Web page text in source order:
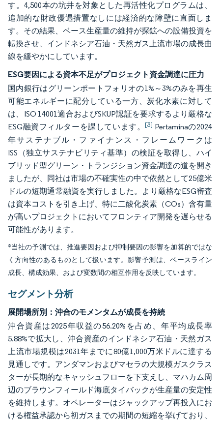
す。4,500本の坑井を対象とした再活性化プログラムは、
追加的な財政優遇措置なしには経済的な障壁に直面しま
す。その結果、ベース生産量の維持が探鉱への設備投資を
転換させ、インドネシア石油・天然ガス上流市場の成長曲
線を緩やかにしています。
ESG要因による資本不足がプロジェクト資金調達に圧力
国内銀行はグリーンポートフォリオの1%～3%のみを再生
可能エネルギーに配分している一方、炭化水素に対して
は、ISO 14001適合およびSKUP認証を要求するより厳格な
ESG融資フィルターを課しています。[3] Pertaminaの2024
年サステナブル・ファイナンス・フレームワークは
ISS（独立サステナビリティ基準）の検証を取得し、ハイ
ブリッド型グリーン・トランジション資金調達の道を開き
ましたが、同社は市場の不確実性の中で依然として25億米
ドルの短期通常融資を実行しました。より厳格なESG審査
は資本コストを引き上げ、特に二酸化炭素（CO₂）含有量
が高いプロジェクトにおいてフロンティア開発を遅らせる
可能性があります。
*当社の予測では、推進要因および抑制要因の影響を加算的ではな
く方向性のあるものとして扱います。影響予測は、ベースライン
成長、構成効果、および変数間の相互作用を反映しています。
セグメント分析
展開場所別：沖合のモメンタムが成長を持続
沖合資産は2025年収益の56.20%を占め、年平均成長率
5.88%で拡大し、沖合資産のインドネシア石油・天然ガス
上流市場規模は2031年までに80億1,000万米ドルに達する
見通しです。アンダマンおよびマセラの大規模ガスクラス
ターが長期的なキャッシュフローを下支えし、マハカム周
辺のブラウンフィールド海底タイバックが生産量の安定性
を維持します。オペレーターはジャックアップ再投入にお
ける権益承認から初ガスまでの期間の短縮を挙げており、